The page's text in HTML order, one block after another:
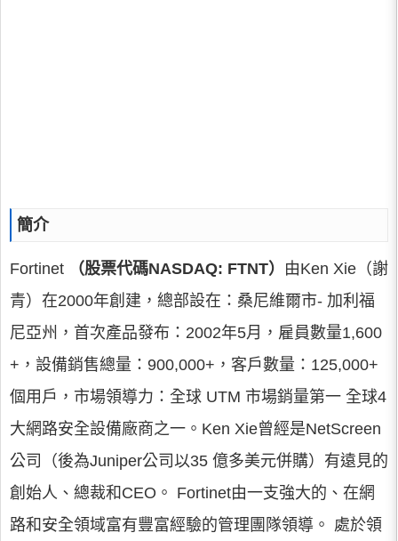
簡介
Fortinet （股票代碼NASDAQ: FTNT） 由Ken Xie（謝
青）在2000年創建，總部設在：桑尼維爾市- 加利福
尼亞州，首次產品發布：2002年5月，雇員數量1,600
+，設備銷售總量：900,000+，客戶數量：125,000+
個用戶，市場領導力：全球 UTM 市場銷量第一 全球4
大網路安全設備廠商之一。Ken Xie曾經是NetScreen
公司（後為Juniper公司以35 億多美元併購）有遠見的
創始人、總裁和CEO。 Fortinet由一支強大的、在網
路和安全領域富有豐富經驗的管理團隊領導。 處於領